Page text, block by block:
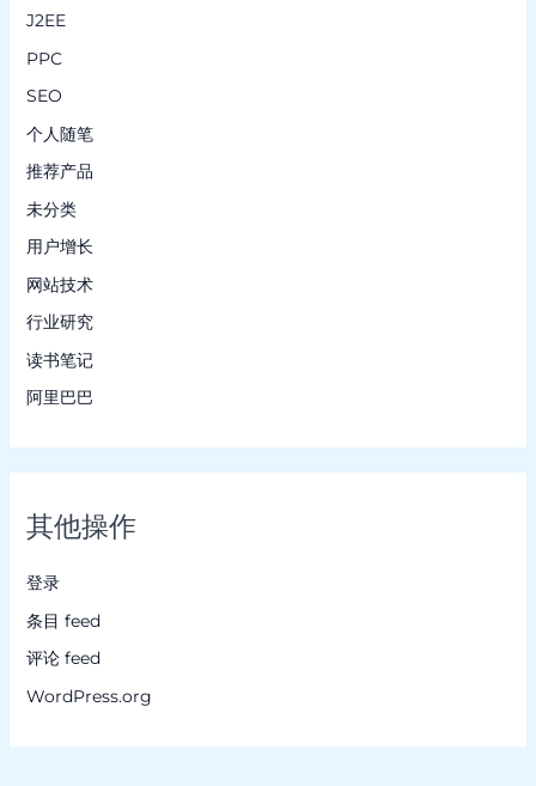
J2EE
PPC
SEO
个人随笔
推荐产品
未分类
用户增长
网站技术
行业研究
读书笔记
阿里巴巴
其他操作
登录
条目 feed
评论 feed
WordPress.org